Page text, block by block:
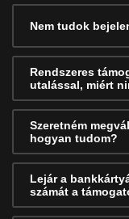
Nem tudok
Rendszeres
utalással, miért
Szeretném
hogyan tudom?
Lejár a
számát a